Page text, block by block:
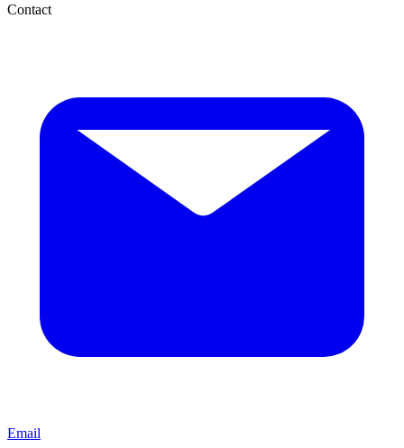
Contact
Email